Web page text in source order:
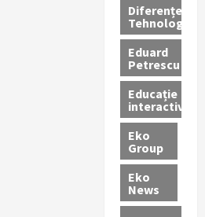
Diferențe
Tehnologice
Eduard
Petrescu
Educație
interactivă
Eko
Group
Eko
News